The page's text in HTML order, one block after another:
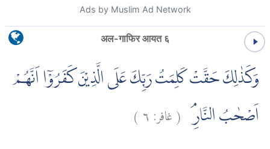
Ads by Muslim Ad Network
अल-गाफिर आयत ६
وَكَذٰلِكَ حَقَّتْ كَلِمَتُ رَبِّكَ عَلَى الَّذِيْنَ كَفَرُوْٓا اَنَّهُمْ
اَصْحٰبُ النَّارِۘ (غافر:٦)